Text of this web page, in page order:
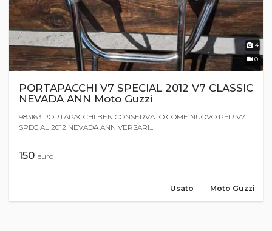
4
0
PORTAPACCHI V7 SPECIAL 2012 V7 CLASSIC
NEVADA ANN Moto Guzzi
983163 PORTAPACCHI BEN CONSERVATO COME NUOVO PER V7
SPECIAL 2012 NEVADA ANNIVERSARI...
150 euro
Moto Guzzi
Usato